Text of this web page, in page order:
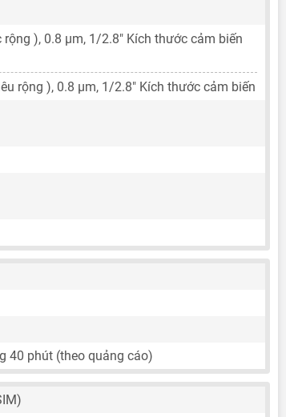
rộng ), 0.8 μm, 1/2.8" Kích thước cảm biến
rộng ), 0.8 μm, 1/2.8" Kích thước cảm biến
40 phút (theo quảng cáo)